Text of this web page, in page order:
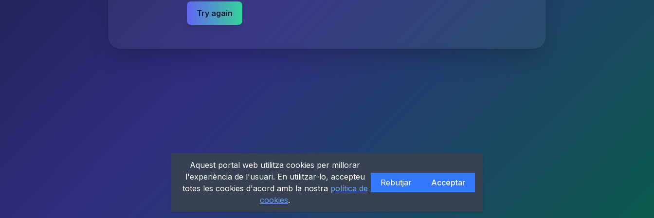
Try again
Aquest portal web utilitza cookies per millorar
l'experiència de l'usuari. En utilitzar-lo, accepteu
totes les cookies d'acord amb la nostra política de
cookies.
Rebutjar Acceptar